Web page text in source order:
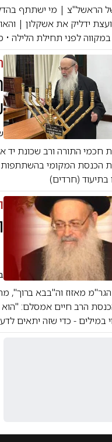
הראשל"צ | מי ישתתף
ידליק את אשקלון |
לפני תחילת הלילה •
חכמי התורה ורב שכונת יד
הכנסת המקומי בהשתתפות
(חרדים)
מאזוז וה"בבא
הרב חיים אמסלם: "הוא
במילים - כדי שזה יתאים